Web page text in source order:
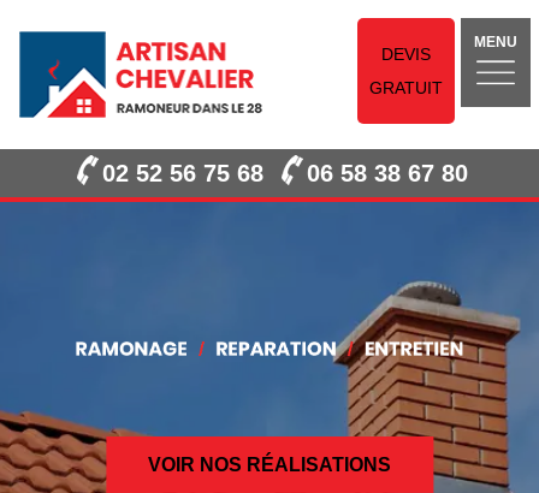
DEVIS
GRATUIT
MENU
02 52 56 75 68 06 58 38 67 80
VOIR NOS RÉALISATIONS